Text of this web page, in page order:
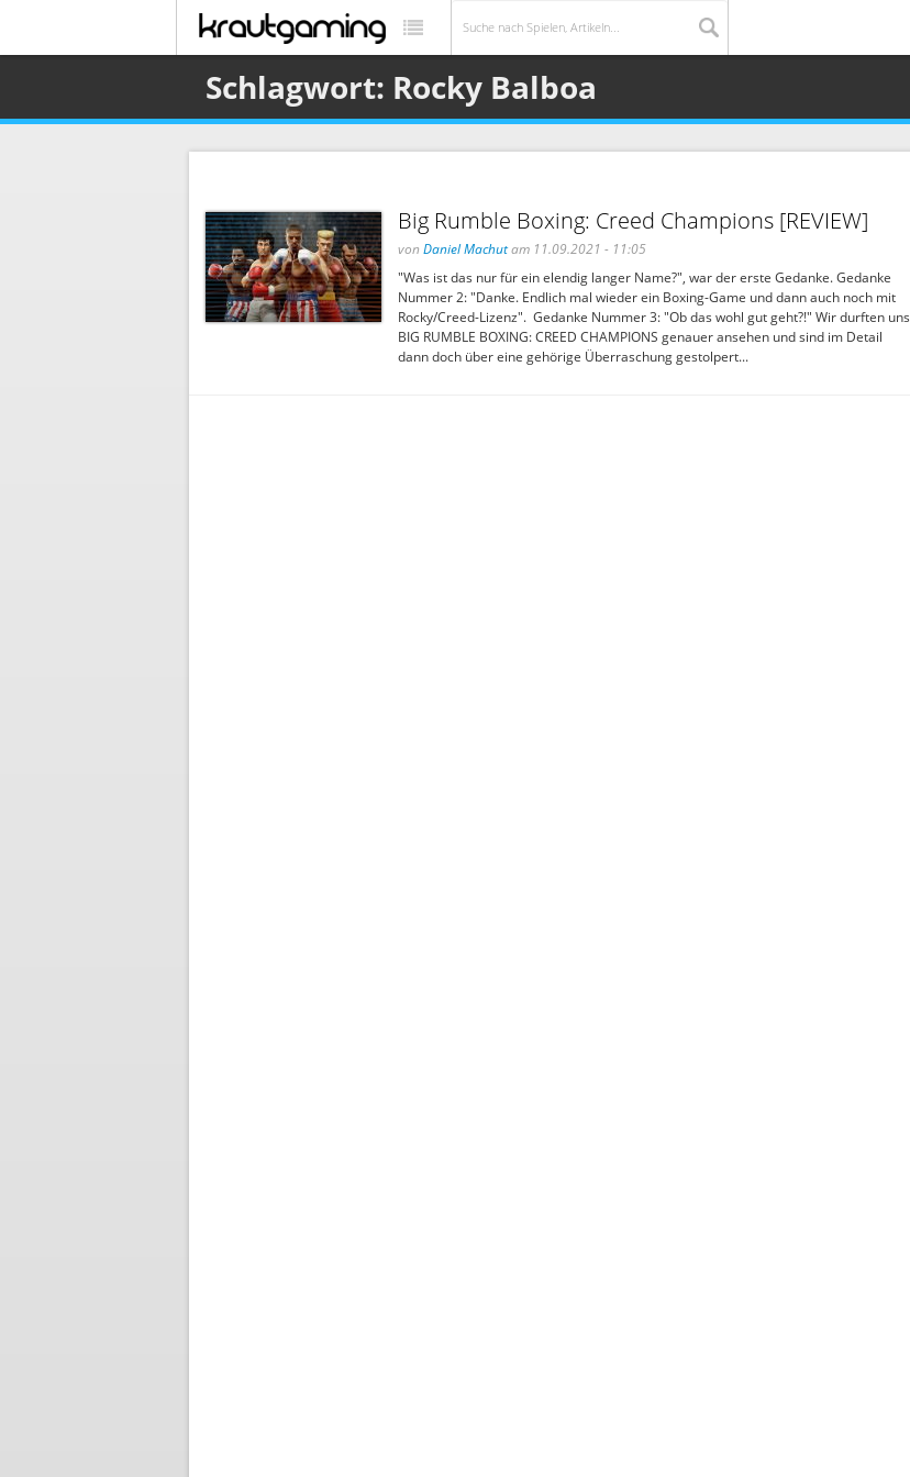
Schlagwort: Rocky Balboa
Big Rumble Boxing: Creed Champions [REVIEW]
von Daniel Machutam 11.09.2021 - 11:05
"Was ist das nur für ein elendig langer Name?", war der erste Gedanke. Gedanke
Nummer 2: "Danke. Endlich mal wieder ein Boxing-Game und dann auch noch mit
Rocky/Creed-Lizenz". Gedanke Nummer 3: "Ob das wohl gut geht?!" Wir durften uns
BIG RUMBLE BOXING: CREED CHAMPIONS genauer ansehen und sind im Detail
dann doch über eine gehörige Überraschung gestolpert...